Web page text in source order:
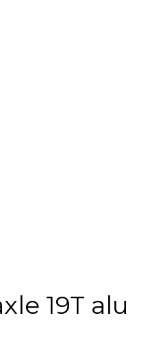
19T alu